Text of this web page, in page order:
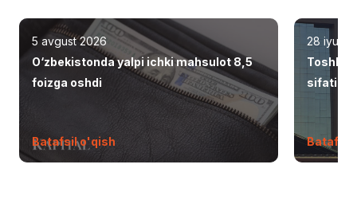
5 avgust 2026
O‘zbekistonda yalpi ichki mahsulot 8,5
foizga oshdi
Batafsil o'qish
28 iyul
Batafsil